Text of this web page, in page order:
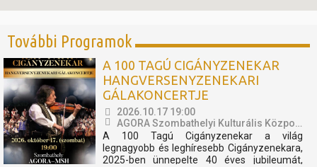
További Programok
A 100 TAGÚ CIGÁNYZENEKAR
HANGVERSENYZENEKARI
GÁLAKONCERTJE
2026.10.17 19:00
AGORA Szombathelyi Kulturális Központ
A 100 Tagú Cigányzenekar a világ
legnagyobb és leghíresebb Cigányzenekara,
2025-ben ünnepelte 40 éves jubileumát,